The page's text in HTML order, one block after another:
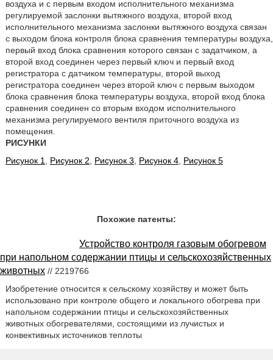
воздуха и с первым входом исполнительного механизма
регулируемой заслонки вытяжного воздуха, второй вход
исполнительного механизма заслонки вытяжного воздуха связан
с выходом блока контроля блока сравнения температуры воздуха,
первый вход блока сравнения которого связан с задатчиком, а
второй вход соединен через первый ключ и первый вход
регистратора с датчиком температуры, второй выход
регистратора соединен через второй ключ с первым выходом
блока сравнения блока температуры воздуха, второй вход блока
сравнения соединен со вторым входом исполнительного
механизма регулируемого вентиля приточного воздуха из
помещения.
РИСУНКИ
Рисунок 1
Рисунок 2 Рисунок 3 Рисунок 4, Рисунок 5
Похожие патенты:
Устройство контроля газовым обогревом
при напольном содержании птицы и сельскохозяйственных
животных // 2219766
Изобретение относится к сельскому хозяйству и может быть
использовано при контроле общего и локального обогрева при
напольном содержании птицы и сельскохозяйственных
животных обогревателями, состоящими из лучистых и
конвективных источников теплоты